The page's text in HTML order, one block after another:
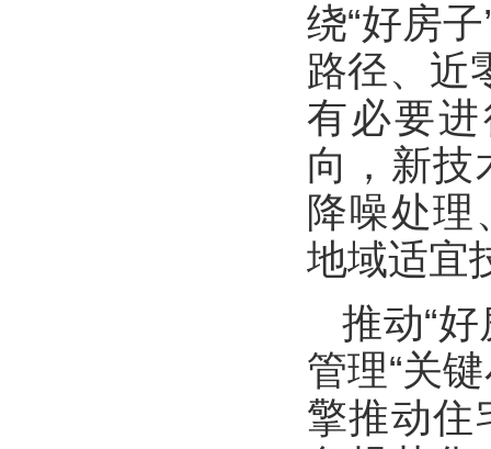
绕“好房
路径、近
有必要
向，新技
降噪处理
地域适宜
推动“
管理“关
擎推动住